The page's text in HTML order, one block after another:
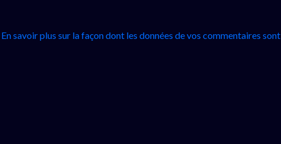
En savoir plus sur la façon dont les données de vos commentaires sont